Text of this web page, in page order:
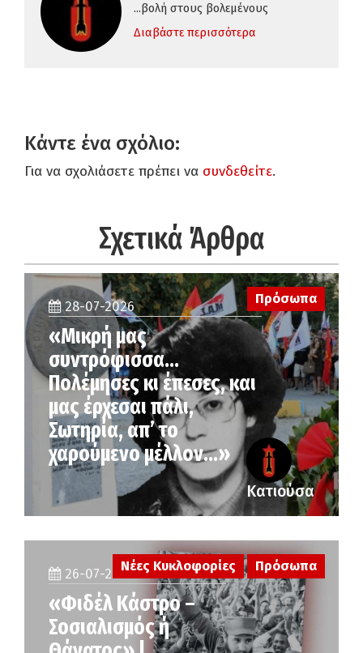
...βολή στους βολεμένους
Διαβάστε περισσότερα
Κάντε ένα σχόλιο:
Για να σχολιάσετε πρέπει να συνδεθείτε.
Σχετικά Άρθρα
Πρόσωπα
28-07-2026
«Μικρή μας
συντρόφισσα…
Πολέμησες κι έπεσες, και
μας έρχεσαι πάλι,
Σωτηρία, απ’ το
χαρούμενο μέλλον…»
Κατιούσα
26-07-2026
«Φιδέλ Κάστρο –
Σοσιαλισμός ή
Νέες Κυκλοφορίες Πρόσωπα